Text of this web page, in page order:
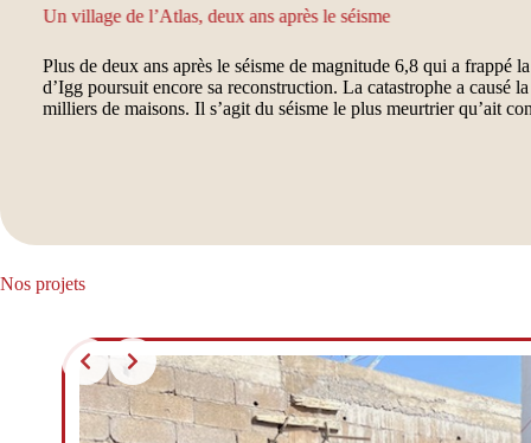
Un village de l’Atlas, deux ans après le séisme
Plus de deux ans après le séisme de magnitude 6,8 qui a
d’Igg poursuit encore sa reconstruction. La catastrophe a causé
milliers de maisons. Il s’agit du séisme le plus meurtrier qu’ait
Nos projets